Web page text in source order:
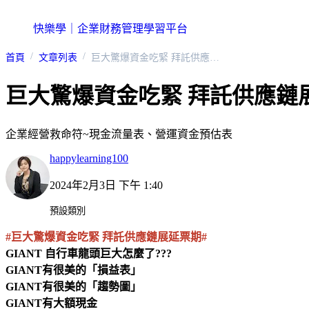
快樂學｜企業財務管理學習平台
首頁 文章列表 巨大驚爆資金吃緊 拜託供應鏈展延票期
巨大驚爆資金吃緊 拜託供應鏈
企業經營救命符~現金流量表、營運資金預估表
happylearning100
2024年2月3日 下午 1:40
預設類別
#巨大驚爆資金吃緊 拜託供應鏈展延票期#
GIANT 自行車龍頭巨大怎麼了???
GIANT有很美的「損益表」
GIANT有很美的「趨勢圖」
GIANT有大額現金